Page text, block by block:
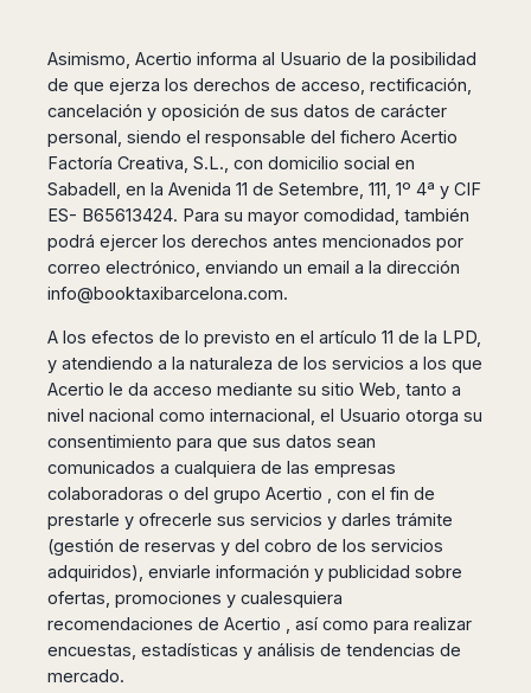
Canaria
UK
London
Birmingham
Bristol
Edinburgh
Glasgow
Manchester
Nottingham
Southampton
Ireland
Cork
Dublin
Galway
Limerick
France
Paris
Catania
Trapani
Comiso
-
Ragusa
Poland
Gdańsk
Katowice
Kraków
Łódź
Lublin
Poznań
Warszawa
Portugal
Lisbon
Madeira
Rhodes
Tivat
Pogdorica
Moscow
Minsk
Yerevan
Tbilisi
St
Petersburg
Zagreb
Dubrovnik
Pula
Rijeka
Zadar
Ljubijana
Sarajevo
Mostar
Tuzla
Maribor
Novo
Bi
Hue
Da
Nang
Cam
Ranh
Quy
Nhon
Da
Lat
Chu
Minh
Tagbilaran
Bacolod
Samal
Cebu
Lapu-
Cordova
Mandaue
Seoul
Indianapolis
Miami
Oakland
Orlando
Pittsburgh
Tampa
Toronto
Vancouver
Calgary
Ottawa
Mexico
Monterrey
Mexico
City
Toluca
San
José
del
Cabo
Guadalajara
Cancún
Asimismo, Acertio informa al Usuario de la posibilidad
de que ejerza los derechos de acceso, rectificación,
cancelación y oposición de sus datos de carácter
personal, siendo el responsable del fichero Acertio
Factoría Creativa, S.L., con domicilio social en
Sabadell, en la Avenida 11 de Setembre, 111, 1º 4ª y CIF
ES- B65613424. Para su mayor comodidad, también
podrá ejercer los derechos antes mencionados por
correo electrónico, enviando un email a la dirección
info@booktaxibarcelona.com.
A los efectos de lo previsto en el artículo 11 de la LPD,
y atendiendo a la naturaleza de los servicios a los que
Acertio le da acceso mediante su sitio Web, tanto a
nivel nacional como internacional, el Usuario otorga su
consentimiento para que sus datos sean
comunicados a cualquiera de las empresas
colaboradoras o del grupo Acertio , con el fin de
prestarle y ofrecerle sus servicios y darles trámite
(gestión de reservas y del cobro de los servicios
adquiridos), enviarle información y publicidad sobre
ofertas, promociones y cualesquiera
recomendaciones de Acertio , así como para realizar
encuestas, estadísticas y análisis de tendencias de
mercado.